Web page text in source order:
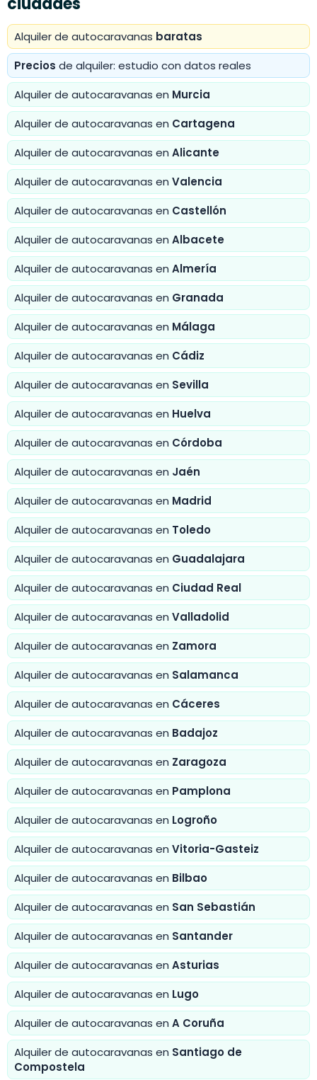
Alquiler de autocaravanas baratas
Precios de alquiler: estudio con datos reales
Alquiler de autocaravanas en Murcia
Alquiler de autocaravanas en Cartagena
Alquiler de autocaravanas en Alicante
Alquiler de autocaravanas en Valencia
Alquiler de autocaravanas en Castellón
Alquiler de autocaravanas en Albacete
Alquiler de autocaravanas en Almería
Alquiler de autocaravanas en Granada
Alquiler de autocaravanas en Málaga
Alquiler de autocaravanas en Cádiz
Alquiler de autocaravanas en Sevilla
Alquiler de autocaravanas en Huelva
Alquiler de autocaravanas en Córdoba
Alquiler de autocaravanas en Jaén
Alquiler de autocaravanas en Madrid
Alquiler de autocaravanas en Toledo
Alquiler de autocaravanas en Guadalajara
Alquiler de autocaravanas en Ciudad Real
Alquiler de autocaravanas en Valladolid
Alquiler de autocaravanas en Zamora
Alquiler de autocaravanas en Salamanca
Alquiler de autocaravanas en Cáceres
Alquiler de autocaravanas en Badajoz
Alquiler de autocaravanas en Zaragoza
Alquiler de autocaravanas en Pamplona
Alquiler de autocaravanas en Logroño
Alquiler de autocaravanas en Vitoria-Gasteiz
Alquiler de autocaravanas en Bilbao
Alquiler de autocaravanas en San Sebastián
Alquiler de autocaravanas en Santander
Alquiler de autocaravanas en Asturias
Alquiler de autocaravanas en Lugo
Alquiler de autocaravanas en A Coruña
Alquiler de autocaravanas en Santiago de
Compostela